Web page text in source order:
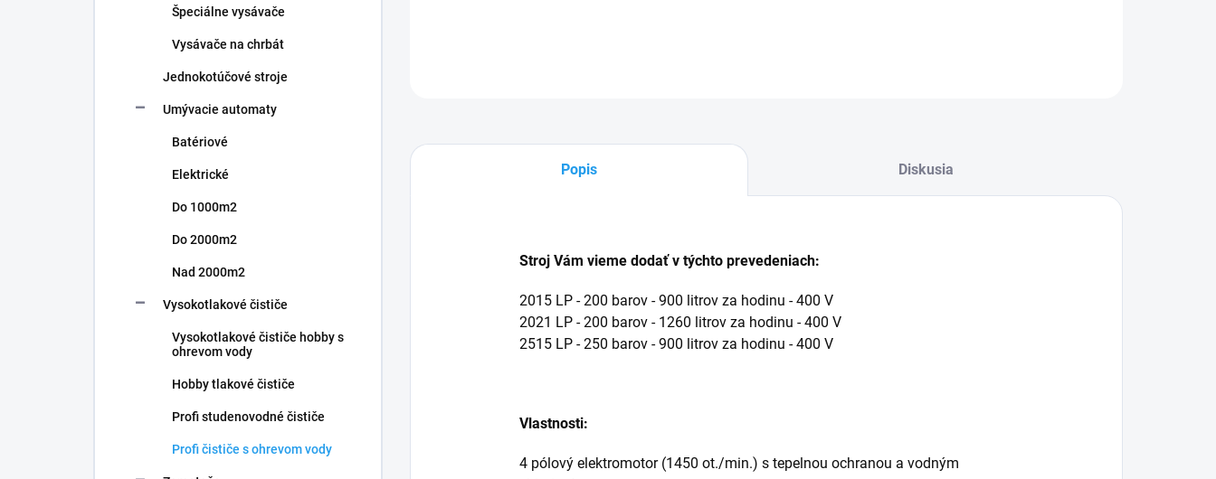
Špeciálne vysávače
Vysávače na chrbát
Jednokotúčové stroje
Umývacie automaty
Batériové
Elektrické
Do 1000m2
Do 2000m2
Nad 2000m2
Vysokotlakové čističe
Vysokotlakové čističe hobby s
ohrevom vody
Hobby tlakové čističe
Profi studenovodné čističe
Profi čističe s ohrevom vody
Popis Diskusia
Stroj Vám vieme dodať v týchto prevedeniach:
2015 LP - 200 barov - 900 litrov za hodinu - 400 V
2021 LP - 200 barov - 1260 litrov za hodinu - 400 V
2515 LP - 250 barov - 900 litrov za hodinu - 400 V
Vlastnosti:
4 pólový elektromotor (1450 ot./min.) s tepelnou ochranou a vodným